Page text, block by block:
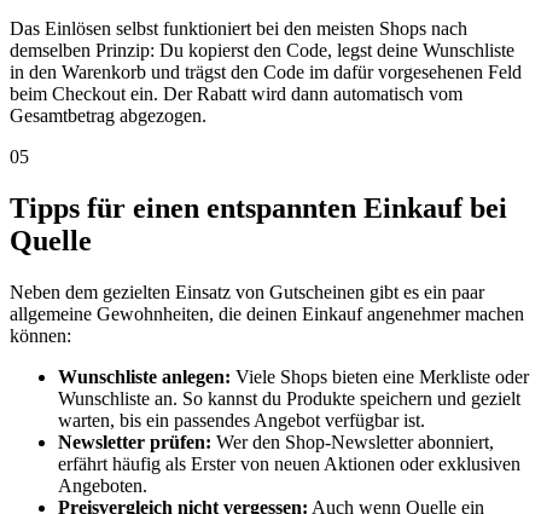
Das Einlösen selbst funktioniert bei den meisten Shops nach
demselben Prinzip: Du kopierst den Code, legst deine Wunschliste
in den Warenkorb und trägst den Code im dafür vorgesehenen Feld
beim Checkout ein. Der Rabatt wird dann automatisch vom
Gesamtbetrag abgezogen.
05
Tipps für einen entspannten Einkauf bei
Quelle
Neben dem gezielten Einsatz von Gutscheinen gibt es ein paar
allgemeine Gewohnheiten, die deinen Einkauf angenehmer machen
können:
Wunschliste anlegen: Viele Shops bieten eine Merkliste oder
Wunschliste an. So kannst du Produkte speichern und gezielt
warten, bis ein passendes Angebot verfügbar ist.
Newsletter prüfen: Wer den Shop-Newsletter abonniert,
erfährt häufig als Erster von neuen Aktionen oder exklusiven
Angeboten.
Preisvergleich nicht vergessen: Auch wenn Quelle ein